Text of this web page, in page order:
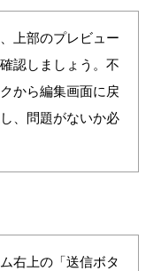
上部のプレビュー
認しましょう。不
から編集画面に戻
、問題がないか必
右上の「送信ボタ